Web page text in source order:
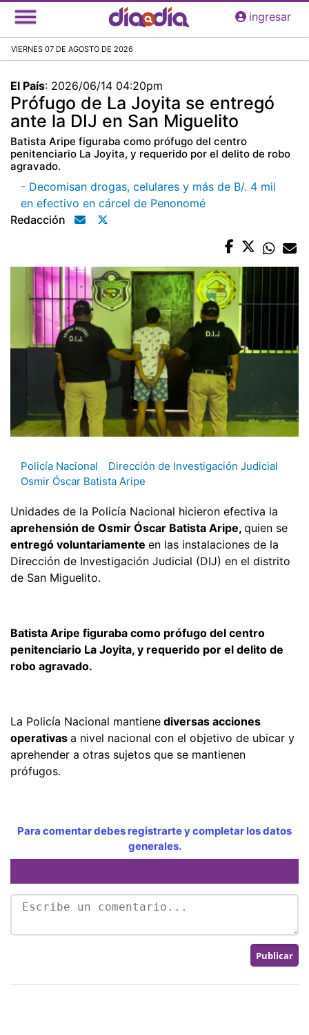
Pasar
al
principal
ingresar
VIERNES 07 DE AGOSTO DE 2026
El País: 2026/06/14 04:20pm
Prófugo de La Joyita se entregó
ante la DIJ en San Miguelito
Batista Aripe figuraba como prófugo del centro
penitenciario La Joyita, y requerido por el delito de robo
agravado.
- Decomisan drogas, celulares y más de B/. 4 mil
en efectivo en cárcel de Penonomé
Redacción
Policía Nacional
Dirección de Investigación Judicial
Osmir Óscar Batista Aripe
Unidades de la Policía Nacional hicieron efectiva la
aprehensión de Osmir Óscar Batista Aripe, quien se
entregó voluntariamente en las instalaciones de la
Dirección de Investigación Judicial (DIJ) en el distrito
de San Miguelito.
Batista Aripe figuraba como prófugo del centro
penitenciario La Joyita, y requerido por el delito de
robo agravado.
La Policía Nacional mantiene diversas acciones
operativas a nivel nacional con el objetivo de ubicar y
aprehender a otras sujetos que se mantienen
prófugos.
Para comentar debes registrarte y completar los datos
generales.